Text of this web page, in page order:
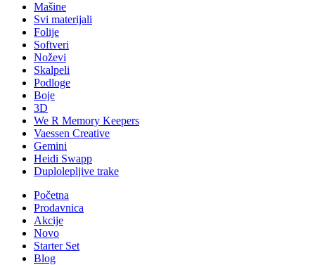
Mašine
Svi materijali
Folije
Softveri
Noževi
Skalpeli
Podloge
Boje
3D
We R Memory Keepers
Vaessen Creative
Gemini
Heidi Swapp
Duplolepljive trake
Početna
Prodavnica
Akcije
Novo
Starter Set
Blog